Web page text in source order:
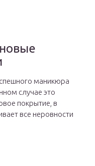
маникюра
случае это
покрытие, в
все неровности